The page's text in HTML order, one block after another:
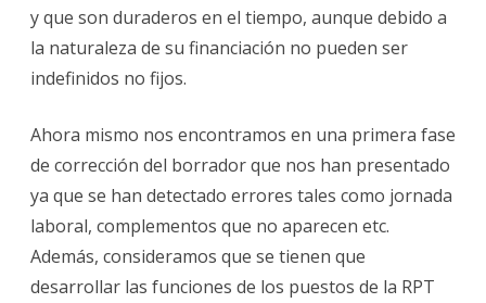
y que son duraderos en el tiempo, aunque debido a
la naturaleza de su financiación no pueden ser
indefinidos no fijos.
Ahora mismo nos encontramos en una primera fase
de corrección del borrador que nos han presentado
ya que se han detectado errores tales como jornada
laboral, complementos que no aparecen etc.
Además, consideramos que se tienen que
desarrollar las funciones de los puestos de la RPT